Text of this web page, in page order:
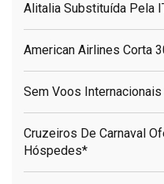
Alitalia Substituída Pela
American Airlines Corta
Sem Voos
Cruzeiros De Carnaval
Hóspedes*